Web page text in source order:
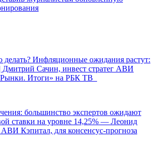
делать? Инфляционные ожидания растут:
Дмитрий Сачин, инвест стратег АВИ
Итоги» на РБК ТВ
большинство экспертов ожидают
ставки на уровне 14,25% — Леонид
Кэпитал, для консенсус-прогноза